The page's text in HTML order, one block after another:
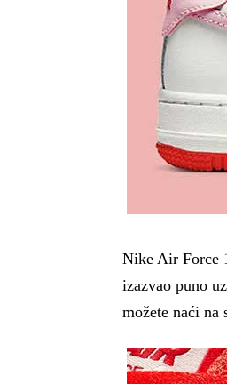
Nike Air Force
izazvao puno
možete naći